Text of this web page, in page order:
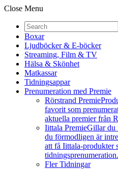
Close Menu
Boxar
Ljudböcker & E-böcker
Streaming, Film & TV
Hälsa & Skönhet
Matkassar
Tidningsappar
Prenumeration med Premie
Rörstrand Premie
favorit som
aktuella premier från
Iittala PremieGillar du
du förmodligen är
att få Iittala-produkter
tidningsprenumeration.
Fler Tidningar